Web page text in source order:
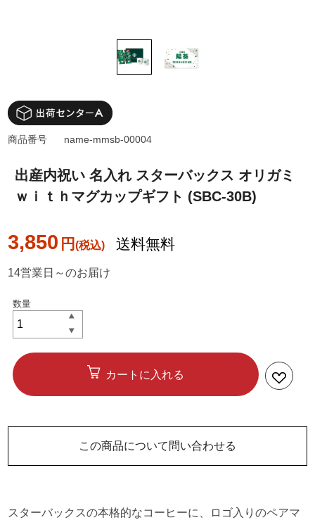
出産内祝い 名入れ スターバックス オリガミ
ｗｉｔｈマグカップギフト (SBC-30B)
3,850 円 送料無料
商品番号 name-mmsb-00004
14営業日～のお届け
カートに入れる
この商品について問い合わせる
スターバックスの本格的なコーヒーに、ロゴ入りのペアマ